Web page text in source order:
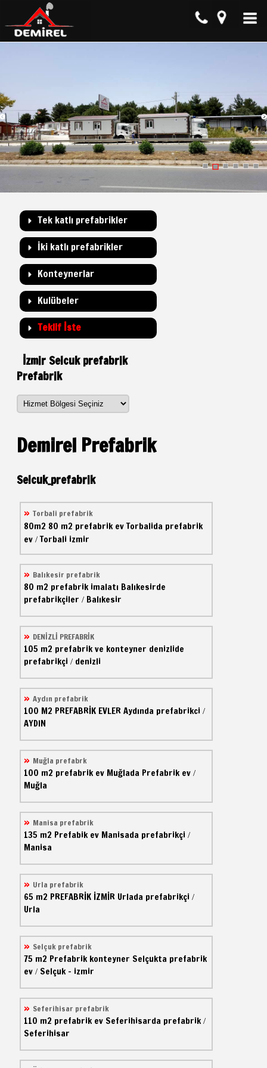
Tek katlı prefabrikler
İki katlı prefabrikler
Konteynerlar
Kulübeler
Teklif İste
İzmir Selcuk prefabrik
Prefabrik
Demirel Prefabrik
Selcuk_prefabrik
Torbali prefabrik
80m2 80 m2 prefabrik evTorbalida prefabrik
ev/Torbali izmir
Balıkesir prefabrik
80 m2 prefabrik imalatı Balıkesirde
prefabrikçiler / Balıkesir
DENİZLİ PREFABRİK
105 m2 prefabrik ve konteyner denizlide
prefabrikçi / denizli
Aydın prefabrik
100 M2 PREFABRİK EVLERAydında prefabrikci /
AYDIN
Muğla prefabrk
100 m2 prefabrik ev Muğlada Prefabrik ev/
Muğla
Manisa prefabrik
135 m2 Prefabik ev Manisada prefabrikçi /
Manisa
Urla prefabrik
65 m2 PREFABRİK İZMİR Urlada prefabrikçi /
Urla
Selçuk prefabrik
75 m2 Prefabrik konteyner Selçukta prefabrik
ev/ Selçuk - izmir
Seferihisar prefabrik
110 m2 prefabrik ev Seferihisarda prefabrik/
Seferihisar